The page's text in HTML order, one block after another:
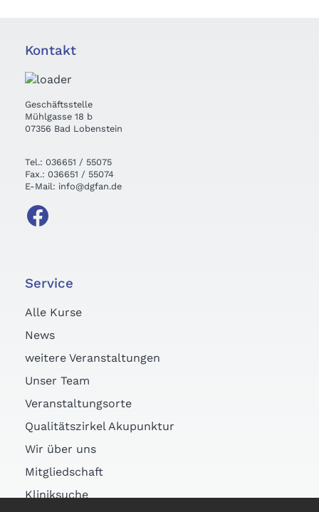
Kontakt
Geschäftsstelle
Mühlgasse 18 b
07356 Bad Lobenstein
Tel.: 036651 / 55075
Fax.: 036651 / 55074
E-Mail: info@dgfan.de
Service
Alle Kurse
News
weitere Veranstaltungen
Unser Team
Veranstaltungsorte
Qualitätszirkel Akupunktur
Wir über uns
Mitgliedschaft
Kliniksuche